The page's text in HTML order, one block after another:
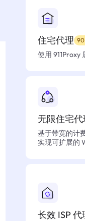
住宅代理
使用 911Proxy
无限住宅代
基于带宽的计
实现可扩展的
长效 ISP 代